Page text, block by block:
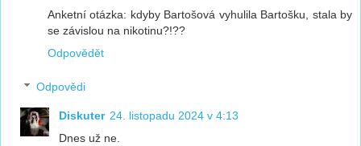
Anketní otázka: kdyby Bartošová vyhulila Bartošku, stala by
se závislou na nikotinu?!??
Odpovědět
Odpovědi
Diskuter 24. listopadu 2024 v 4:13
Dnes už ne.